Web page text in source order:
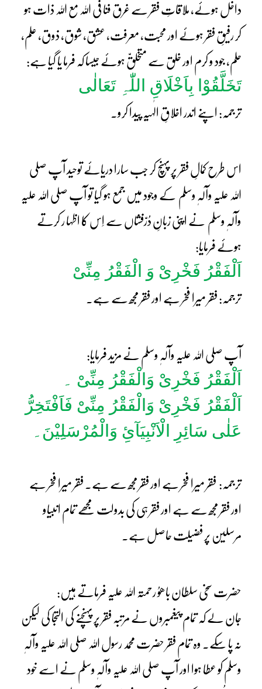
داخل ہوئے، ملاقاتِ فقر سے غرق فنا فی اللہ مع اللہ ذات ہو
کر رفیقِ فقر ہوئے اور محبت، معرفت، عشق، شوق، ذوق، علم،
حلم، جود و کرم اور خلق سے متخلقّ ہوئے جیسا کہ فرما یا گیا ہے:
تَخَلَّقُوْا بِاَخْلَاقِ اللّٰہِ تَعَالٰی
ترجمہ: اپنے اندر اخلاقِ الٰہیہ پیدا کرو۔
اس طرح کمالِ فقر پر پہنچ کر جب سارا دریائے توحید آپ صلی
اللہ علیہ وآلہٖ وسلم کے وجود میں جمع ہو گیا تو آپ صلی اللہ علیہ
وآلہٖ وسلم نے اپنی زبانِ دُرّفشاں سے اِس کا اظہا ر کرتے
ہوئے فرمایا:
اَلْفَقْرُ فَخْرِیْ وَ الْفَقْرُ مِنِّیْ
ترجمہ: فقر میرا فخر ہے اور فقر مجھ سے ہے۔
آپ صلی اللہ علیہ وآلہٖ وسلم نے مزید فرمایا:
اَلْفَقْرُ فَخْرِیْ وَالْفَقْرُ مِنِّیْ ۔
اَلْفَقْرُ فَخْرِیْ وَالْفَقْرُ مِنِّیْ فَاَفْتَخِرُّ
عَلٰی سَائِرِ الْاَنْبِیَآئِ وَالْمُرْسَلِیْنَ۔
ترجمہ: فقر میرا فخر ہے اور فقر مجھ سے ہے۔ فقر میرا فخر ہے
اور فقر مجھ سے ہے اور فقر ہی کی بدولت مجھے تمام انبیاو
مرسلین پر فضیلت حاصل ہے۔
حضرت سخی سلطان باھوُ رحمتہ اللہ علیہ فرماتے ہیں:
جان لے کہ تمام پیغمبروں نے مرتبہ فقر پر پہنچنے کی التجا کی لیکن
نہ پا سکے۔ وہ تمام فقر حضرت محمد رسول اللہ صلی اللہ علیہ وآلہٖ
وسلم کو عطا ہوا اور آپ صلی اللہ علیہ وآلہٖ وسلم نے اسے خود